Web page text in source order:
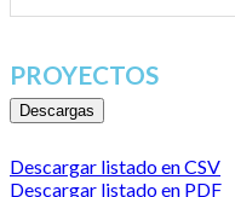
PROYECTOS
Descargas
Descargar listado en CSV
Descargar listado en PDF